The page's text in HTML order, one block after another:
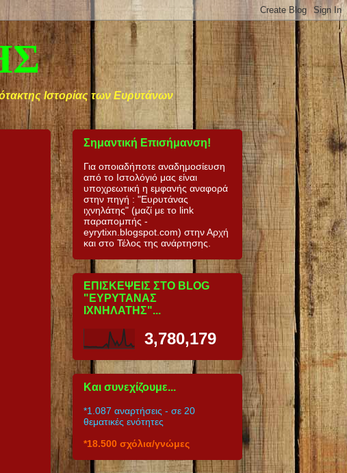
Ιστορίας των Ευρυτάνων
Σημαντική Επισήμανση!
Για οποιαδήποτε αναδημοσίευση
από το Ιστολόγιό μας είναι
υποχρεωτική η εμφανής αναφορά
στην πηγή : "Ευρυτάνας
ιχνηλάτης" (μαζί με το link
παραπομπής -
eyrytixn.blogspot.com) στην Αρχή
και στο Τέλος της ανάρτησης.
ΕΠΙΣΚΕΨΕΙΣ ΣΤΟ BLOG
"ΕΥΡΥΤΑΝΑΣ
ΙΧΝΗΛΑΤΗΣ"...
3,780,179
Και συνεχίζουμε...
*1.087 αναρτήσεις - σε 20
θεματικές ενότητες
*18.500 σχόλια/γνώμες